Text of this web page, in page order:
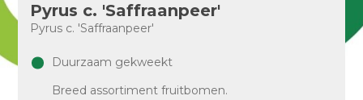
Pyrus c. 'Saffraanpeer'
Pyrus c. 'Saffraanpeer'
Duurzaam gekweekt
Breed assortiment fruitbomen.